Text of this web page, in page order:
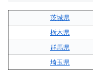
茨城県
栃木県
群馬県
埼玉県